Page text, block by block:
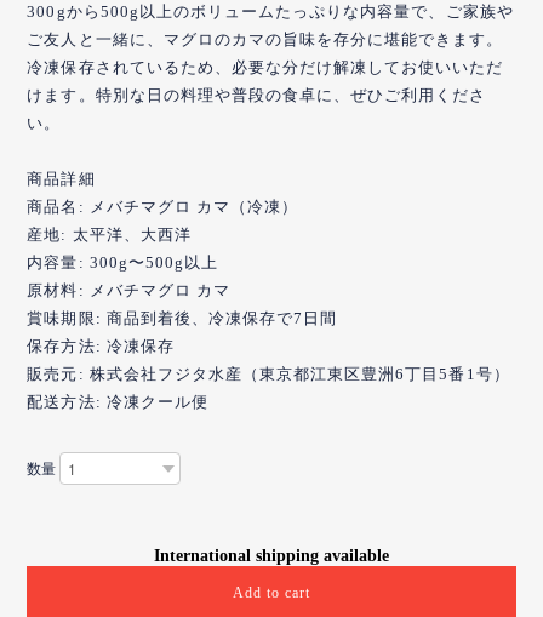
300gから500g以上のボリュームたっぷりな内容量で、ご家族や
ご友人と一緒に、マグロのカマの旨味を存分に堪能できます。
冷凍保存されているため、必要な分だけ解凍してお使いいただ
けます。特別な日の料理や普段の食卓に、ぜひご利用くださ
い。
商品詳細
商品名: メバチマグロ カマ（冷凍）
産地: 太平洋、大西洋
内容量: 300g〜500g以上
原材料: メバチマグロ カマ
賞味期限: 商品到着後、冷凍保存で7日間
保存方法: 冷凍保存
販売元: 株式会社フジタ水産（東京都江東区豊洲6丁目5番1号）
配送方法: 冷凍クール便
数量
International shipping available
Add to cart